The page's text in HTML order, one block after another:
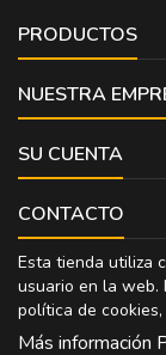
PRODUCTOS
NUESTRA
SU CUENTA
CONTACTO
Esta tienda utiliza
usuario en la web.
política de
Más información